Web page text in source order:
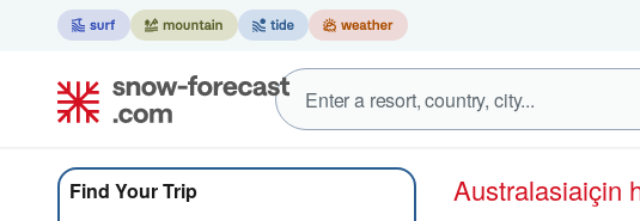
Find Your Trip Australasiaiçin